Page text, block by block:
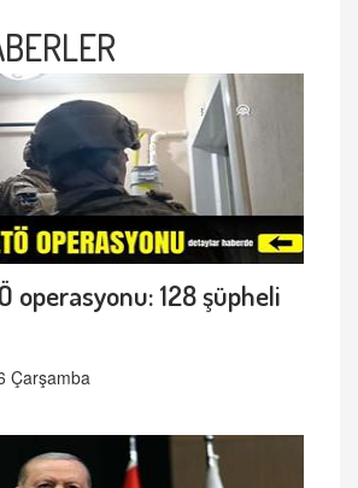
operasyonu: 128 şüpheli
Çarşamba